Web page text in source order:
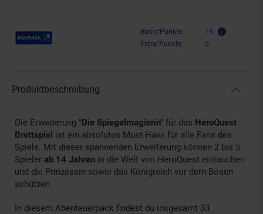
Payback Punkte Basis°Punkte:
19
Extra°Punkte:
0
Produktbeschreibung
Die Erweiterung "Die Spiegelmagierin" für das HeroQuest
Brettspiel ist ein absolutes Must-Have für alle Fans des
Spiels. Mit dieser spannenden Erweiterung können 2 bis 5
Spieler ab 14 Jahren in die Welt von HeroQuest eintauchen
und die Prinzessin sowie das Königreich vor dem Bösen
schützen.
In diesem Abenteuerpack findest du insgesamt 33